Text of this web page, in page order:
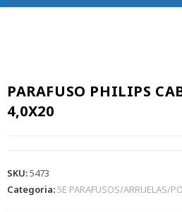
PARAFUSO PHILIPS
4,0X20
SKU:5473
Categoria:5E PARAFUSOS/ARRUELAS/